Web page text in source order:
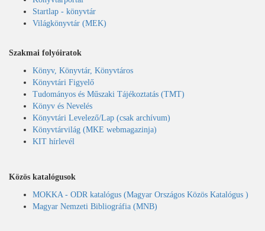
Startlap - könyvtár
Világkönyvtár (MEK)
Szakmai folyóiratok
Könyv, Könyvtár, Könyvtáros
Könyvtári Figyelő
Tudományos és Műszaki Tájékoztatás (TMT)
Könyv és Nevelés
Könyvtári Levelező/Lap (csak archívum)
Könyvtárvilág (MKE webmagazinja)
KIT hírlevél
Közös katalógusok
MOKKA - ODR katalógus (Magyar Országos Közös Katalógus )
Magyar Nemzeti Bibliográfia (MNB)